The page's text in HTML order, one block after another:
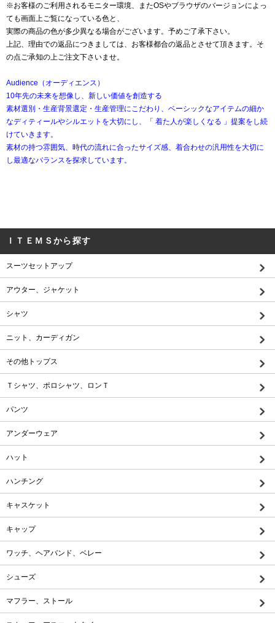
※お客様のご利用されるモニター環境、またOSやブラウザのバージョンによっ
ても画面上ご覧になっている色と、
実際の商品の色が多少異なる場合がございます。予めご了承下さい。
上記、理由での返品につきましては、お客様都合の返品とさせて頂きます。そ
の点ご承知の上ご注文下さいませ。
Audience（オーディエンス）
10年先の未来を想像し、新しい価値を創造する
素材選別・生産背景選定・生産管理にこだわり、ベーシックなアイテムの細か
なディティールやシルエットを大切にし、「 着た人が楽しくなる 」提案をし続
けていきます。
素材の持つ雰囲気、時代の流れに合ったサイズ感、着合わせの汎用性を大切に
し最適なバランスを探求しています。
ＩＴＥＭＳから探す
スーツセットアップ
アウター、ジャケット
シャツ
ニット、カーディガン
その他トップス
Ｔシャツ、ポロシャツ、ロンＴ
パンツ
アンダーウェア
ハット
ハンチング
キャスケット
キャップ
ワッチ、ヘアバンド、ベレー
シューズ
マフラー、ストール